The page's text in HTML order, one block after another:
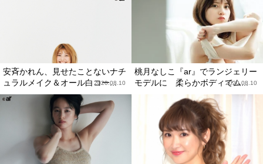
安斉かれん、見せたことないナチ
ュラルメイク＆オール白コー...
2020.08.10
桃月なしこ『ar』でランジェリー
モデルに 柔らかボディでム...
2020.08.10